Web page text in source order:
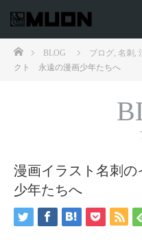
ホームBLOG ブログ, 名刺 ,
クト 永遠の漫画少年たちへ
漫画イラスト名刺
少年たちへ